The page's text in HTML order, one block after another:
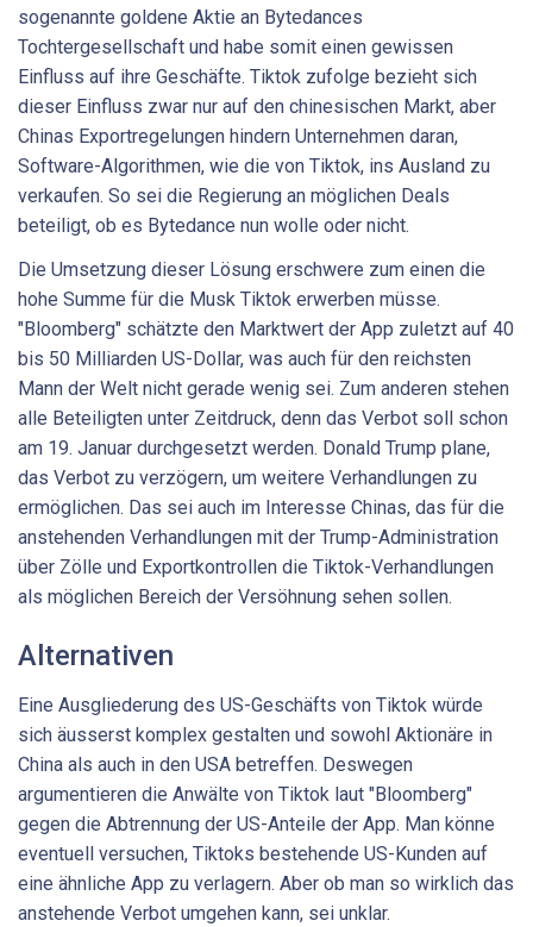
sogenannte goldene Aktie an Bytedances
Tochtergesellschaft und habe somit einen gewissen
Einfluss auf ihre Geschäfte. Tiktok zufolge bezieht sich
dieser Einfluss zwar nur auf den chinesischen Markt, aber
Chinas Exportregelungen hindern Unternehmen daran,
Software-Algorithmen, wie die von Tiktok, ins Ausland zu
verkaufen. So sei die Regierung an möglichen Deals
beteiligt, ob es Bytedance nun wolle oder nicht.
Die Umsetzung dieser Lösung erschwere zum einen die
hohe Summe für die Musk Tiktok erwerben müsse.
"Bloomberg" schätzte den Marktwert der App zuletzt auf 40
bis 50 Milliarden US-Dollar, was auch für den reichsten
Mann der Welt nicht gerade wenig sei. Zum anderen stehen
alle Beteiligten unter Zeitdruck, denn das Verbot soll schon
am 19. Januar durchgesetzt werden. Donald Trump plane,
das Verbot zu verzögern, um weitere Verhandlungen zu
ermöglichen. Das sei auch im Interesse Chinas, das für die
anstehenden Verhandlungen mit der Trump-Administration
über Zölle und Exportkontrollen die Tiktok-Verhandlungen
als möglichen Bereich der Versöhnung sehen sollen.
Alternativen
Eine Ausgliederung des US-Geschäfts von Tiktok würde
sich äusserst komplex gestalten und sowohl Aktionäre in
China als auch in den USA betreffen. Deswegen
argumentieren die Anwälte von Tiktok laut "Bloomberg"
gegen die Abtrennung der US-Anteile der App. Man könne
eventuell versuchen, Tiktoks bestehende US-Kunden auf
eine ähnliche App zu verlagern. Aber ob man so wirklich das
anstehende Verbot umgehen kann, sei unklar.